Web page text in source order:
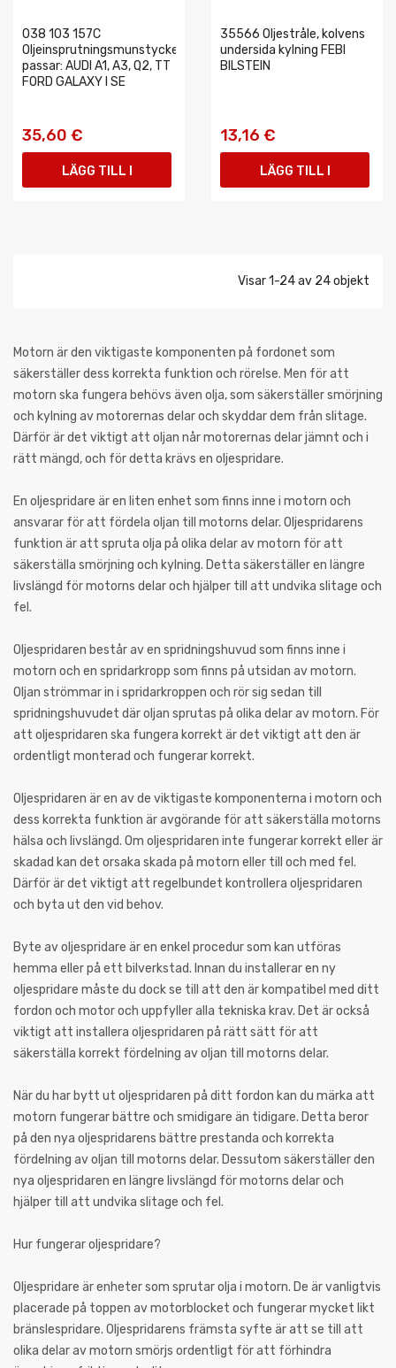
038 103 157C
Oljeinsprutningsmunstycke
passar: AUDI A1, A3, Q2, TT
FORD GALAXY I SE
35,60 €
LÄGG TILL I
35566 Oljestråle, kolvens
undersida kylning FEBI
BILSTEIN
13,16 €
LÄGG TILL I
Visar 1-24 av 24 objekt
Motorn är den viktigaste komponenten på fordonet som
säkerställer dess korrekta funktion och rörelse. Men för att
motorn ska fungera behövs även olja, som säkerställer smörjning
och kylning av motorernas delar och skyddar dem från slitage.
Därför är det viktigt att oljan når motorernas delar jämnt och i
rätt mängd, och för detta krävs en oljespridare.
En oljespridare är en liten enhet som finns inne i motorn och
ansvarar för att fördela oljan till motorns delar. Oljespridarens
funktion är att spruta olja på olika delar av motorn för att
säkerställa smörjning och kylning. Detta säkerställer en längre
livslängd för motorns delar och hjälper till att undvika slitage och
fel.
Oljespridaren består av en spridningshuvud som finns inne i
motorn och en spridarkropp som finns på utsidan av motorn.
Oljan strömmar in i spridarkroppen och rör sig sedan till
spridningshuvudet där oljan sprutas på olika delar av motorn. För
att oljespridaren ska fungera korrekt är det viktigt att den är
ordentligt monterad och fungerar korrekt.
Oljespridaren är en av de viktigaste komponenterna i motorn och
dess korrekta funktion är avgörande för att säkerställa motorns
hälsa och livslängd. Om oljespridaren inte fungerar korrekt eller är
skadad kan det orsaka skada på motorn eller till och med fel.
Därför är det viktigt att regelbundet kontrollera oljespridaren
och byta ut den vid behov.
Byte av oljespridare är en enkel procedur som kan utföras
hemma eller på ett bilverkstad. Innan du installerar en ny
oljespridare måste du dock se till att den är kompatibel med ditt
fordon och motor och uppfyller alla tekniska krav. Det är också
viktigt att installera oljespridaren på rätt sätt för att
säkerställa korrekt fördelning av oljan till motorns delar.
När du har bytt ut oljespridaren på ditt fordon kan du märka att
motorn fungerar bättre och smidigare än tidigare. Detta beror
på den nya oljespridarens bättre prestanda och korrekta
fördelning av oljan till motorns delar. Dessutom säkerställer den
nya oljespridaren en längre livslängd för motorns delar och
hjälper till att undvika slitage och fel.
Hur fungerar oljespridare?
Oljespridare är enheter som sprutar olja i motorn. De är vanligtvis
placerade på toppen av motorblocket och fungerar mycket likt
bränslespridare. Oljespridarens främsta syfte är att se till att
olika delar av motorn smörjs ordentligt för att förhindra